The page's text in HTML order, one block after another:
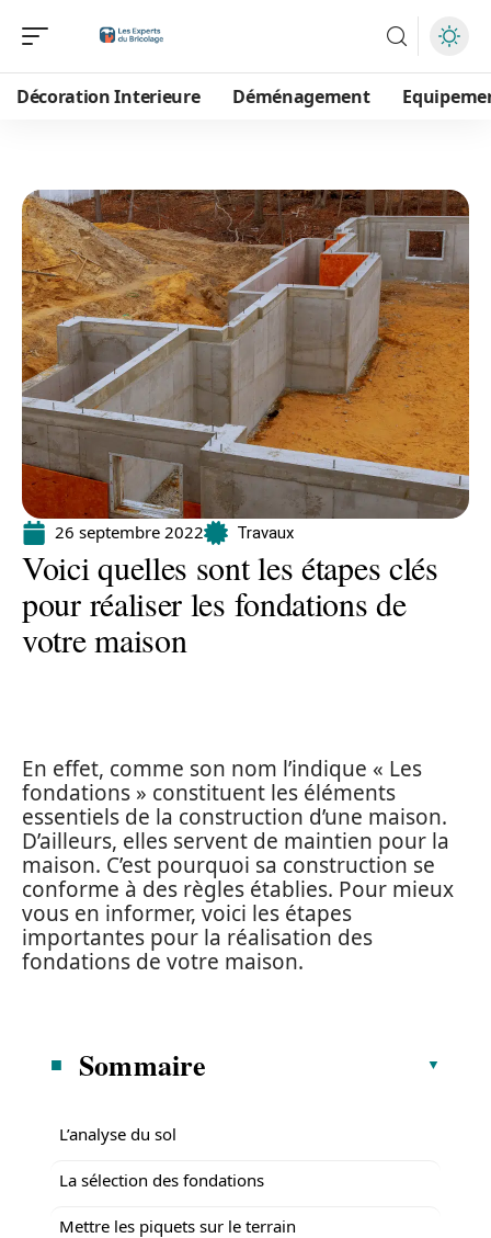
Décoration Interieure Déménagement
26 septembre 2022 Travaux
Voici quelles sont les étapes clés
pour réaliser les fondations de
votre maison
En effet, comme son nom l’indique « Les
fondations » constituent les éléments
essentiels de la construction d’une maison.
D’ailleurs, elles servent de maintien pour la
maison. C’est pourquoi sa construction se
conforme à des règles établies. Pour mieux
vous en informer, voici les étapes
importantes pour la réalisation des
fondations de votre maison.
Sommaire
L’analyse du sol
La sélection des fondations
Mettre les piquets sur le terrain